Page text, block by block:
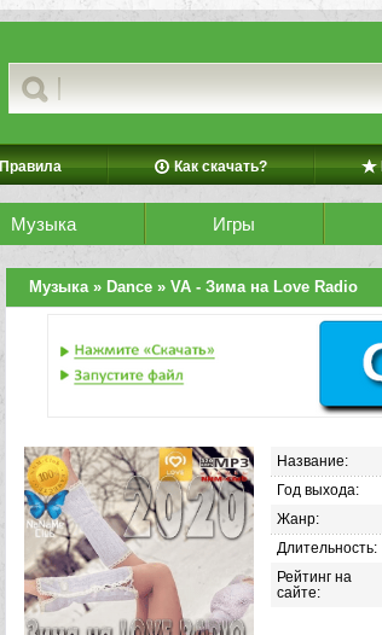
Правила Как скачать?
Музыка Игры
Музыка» Dance » VA - Зима на Love Radio
Название:
Год выхода:
Жанр:
Длительность:
Рейтинг на
сайте: